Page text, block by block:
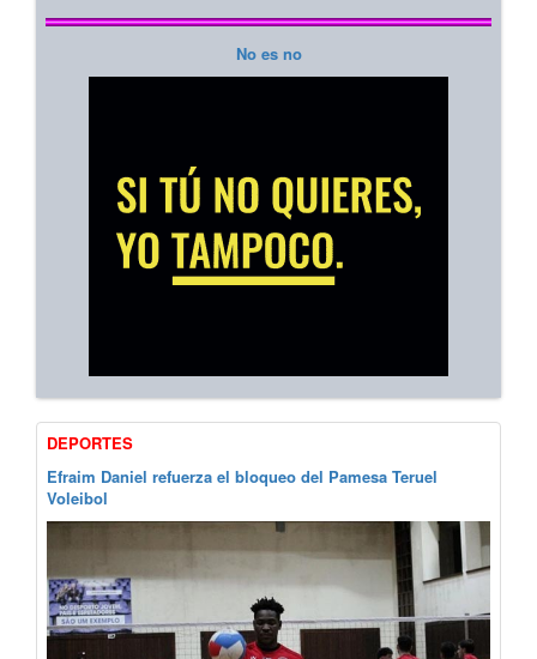
No es no
DEPORTES
Efraim Daniel refuerza el bloqueo del Pamesa Teruel
Voleibol